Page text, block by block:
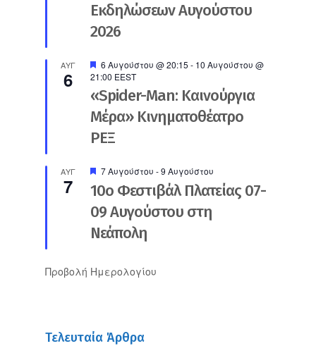
Εκδηλώσεων Αυγούστου
2026
ΑΥΓ
6
Προτεινόμενο
6 Αυγούστου @ 20:15 - 10 Αυγούστου @
21:00 EEST
«Spider-Man: Καινούργια
Μέρα» Κινηματοθέατρο
ΡΕΞ
ΑΥΓ
7
Προτεινόμενο
7 Αυγούστου -9 Αυγούστου
10ο Φεστιβάλ Πλατείας 07-
09 Αυγούστου στη
Νεάπολη
Προβολή Ημερολογίου
Τελευταία Άρθρα